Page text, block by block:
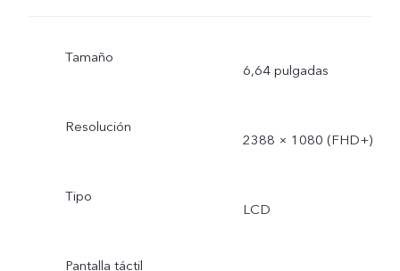
Tamaño
6,64 pulgadas
Resolución
2388 × 1080 (FHD+)
Tipo
LCD
Pantalla táctil